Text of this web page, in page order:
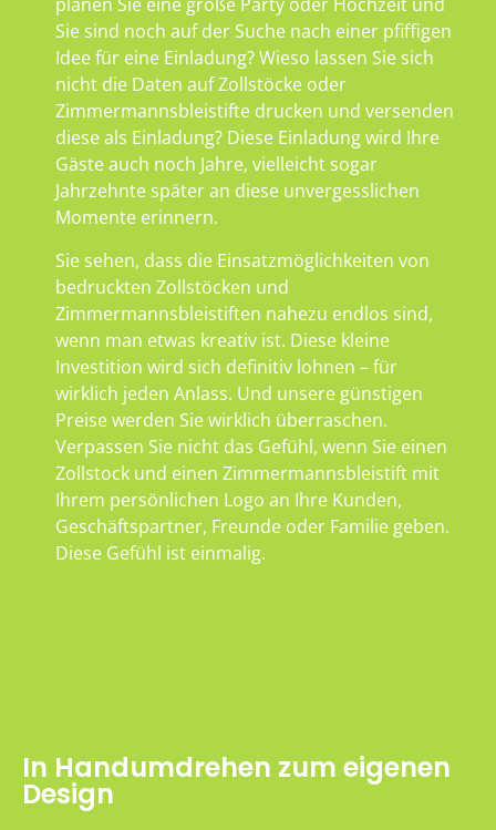
planen Sie eine große Party oder Hochzeit und
Sie sind noch auf der Suche nach einer pfiffigen
Idee für eine Einladung? Wieso lassen Sie sich
nicht die Daten auf Zollstöcke oder
Zimmermannsbleistifte drucken und versenden
diese als Einladung? Diese Einladung wird Ihre
Gäste auch noch Jahre, vielleicht sogar
Jahrzehnte später an diese unvergesslichen
Momente erinnern.
Sie sehen, dass die Einsatzmöglichkeiten von
bedruckten Zollstöcken und
Zimmermannsbleistiften nahezu endlos sind,
wenn man etwas kreativ ist. Diese kleine
Investition wird sich definitiv lohnen – für
wirklich jeden Anlass. Und unsere günstigen
Preise werden Sie wirklich überraschen.
Verpassen Sie nicht das Gefühl, wenn Sie einen
Zollstock und einen Zimmermannsbleistift mit
Ihrem persönlichen Logo an Ihre Kunden,
Geschäftspartner, Freunde oder Familie geben.
Diese Gefühl ist einmalig.
In Handumdrehen zum eigenen
Design